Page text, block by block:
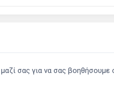
σας για να σας βοηθήσουμε